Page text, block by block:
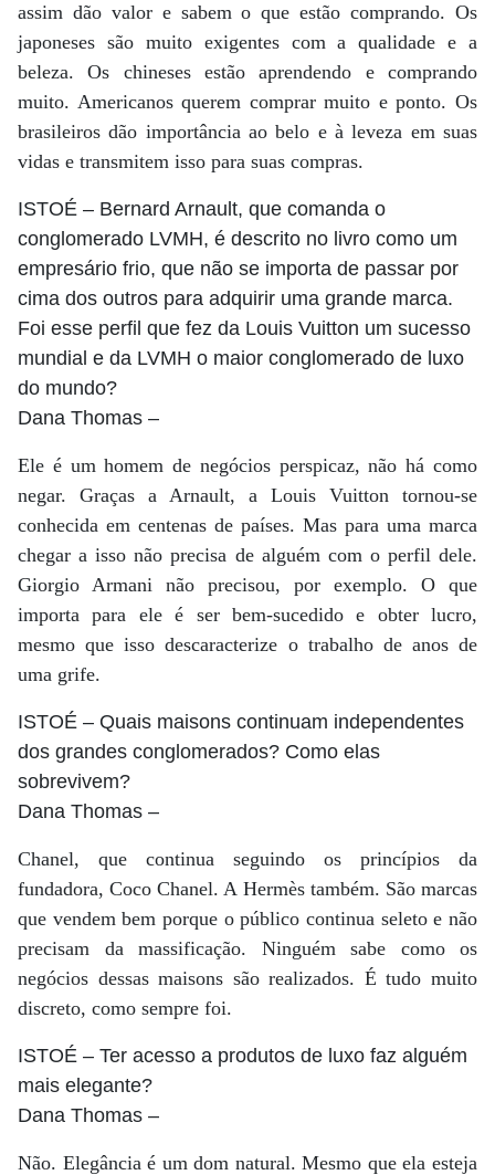
assim dão valor e sabem o que estão comprando. Os
japoneses são muito exigentes com a qualidade e a
beleza. Os chineses estão aprendendo e comprando
muito. Americanos querem comprar muito e ponto. Os
brasileiros dão importância ao belo e à leveza em suas
vidas e transmitem isso para suas compras.
ISTOÉ – Bernard Arnault, que comanda o
conglomerado LVMH, é descrito no livro como um
empresário frio, que não se importa de passar por
cima dos outros para adquirir uma grande marca.
Foi esse perfil que fez da Louis Vuitton um sucesso
mundial e da LVMH o maior conglomerado de luxo
do mundo?
Dana Thomas –
Ele é um homem de negócios perspicaz, não há como
negar. Graças a Arnault, a Louis Vuitton tornou-se
conhecida em centenas de países. Mas para uma marca
chegar a isso não precisa de alguém com o perfil dele.
Giorgio Armani não precisou, por exemplo. O que
importa para ele é ser bem-sucedido e obter lucro,
mesmo que isso descaracterize o trabalho de anos de
uma grife.
ISTOÉ – Quais maisons continuam independentes
dos grandes conglomerados? Como elas
sobrevivem?
Dana Thomas –
Chanel, que continua seguindo os princípios da
fundadora, Coco Chanel. A Hermès também. São marcas
que vendem bem porque o público continua seleto e não
precisam da massificação. Ninguém sabe como os
negócios dessas maisons são realizados. É tudo muito
discreto, como sempre foi.
ISTOÉ – Ter acesso a produtos de luxo faz alguém
mais elegante?
Dana Thomas –
Não. Elegância é um dom natural. Mesmo que ela esteja